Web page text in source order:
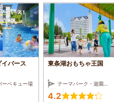
バース
ーベキュー場
東条湖おもちゃ王国
4.2